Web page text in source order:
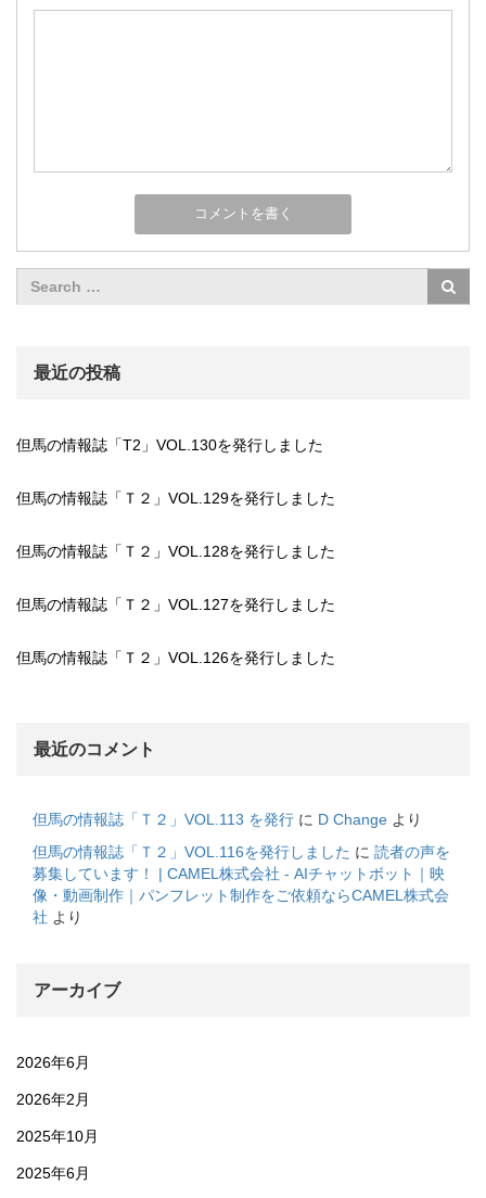
最近の投稿
但馬の情報誌「T2」VOL.130を発行しました
但馬の情報誌「Ｔ２」VOL.129を発行しました
但馬の情報誌「Ｔ２」VOL.128を発行しました
但馬の情報誌「Ｔ２」VOL.127を発行しました
但馬の情報誌「Ｔ２」VOL.126を発行しました
最近のコメント
但馬の情報誌「Ｔ２」VOL.113 を発行 に D Change より
但馬の情報誌「Ｔ２」VOL.116を発行しました に 読者の声を
募集しています！ | CAMEL株式会社 - AIチャットボット｜映
像・動画制作｜パンフレット制作をご依頼ならCAMEL株式会
社 より
アーカイブ
2026年6月
2026年2月
2025年10月
2025年6月